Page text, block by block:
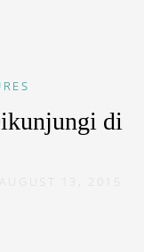
di
AUGUST 13, 2015